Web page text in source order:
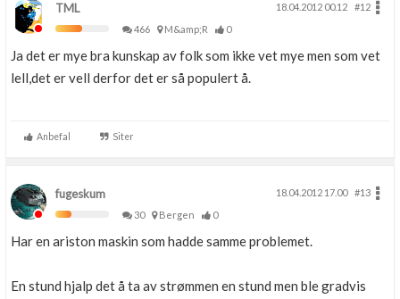
TML 18.04.2012 00.12
#12
466
M&amp;R 0
Ja det er mye bra kunskap av folk som ikke vet mye men som vet
lell,det er vell derfor det er så populert å.
Anbefal Siter
fugeskum 18.04.2012 17.00
#13
30
Bergen 0
Har en ariston maskin som hadde samme problemet.
En stund hjalp det å ta av strømmen en stund men ble gradvis